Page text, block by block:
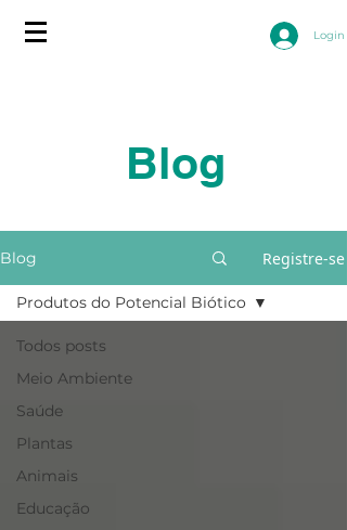
Login
Blog
Blog Registre-se
Todos posts
Meio Ambiente
Saúde
Plantas
Animais
Educação
Produtos do Potencial Biótico